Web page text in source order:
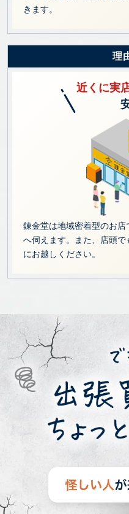
きます。
理
近くに実
錬金堂は地域密着型のお
へ伺えます。また、店頭
にお越しください。